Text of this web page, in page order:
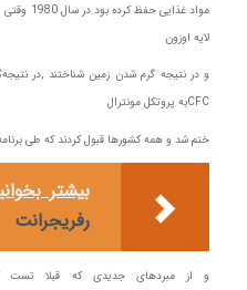
مواد
لایه اوزون
CFCبه پروتکل مونترال
ختم شد و همه کشورها قبول کردند که طی
بیشتر
رفریجرانت
و از مبردهای جدیدی که قبلا تست